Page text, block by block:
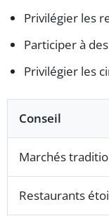
Privilégier les
Participer à
Privilégier les
Conseil
Marchés
Restaurants